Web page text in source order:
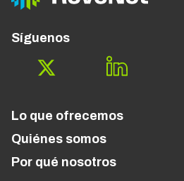
Síguenos
Lo que ofrecemos
Quiénes somos
Por qué nosotros